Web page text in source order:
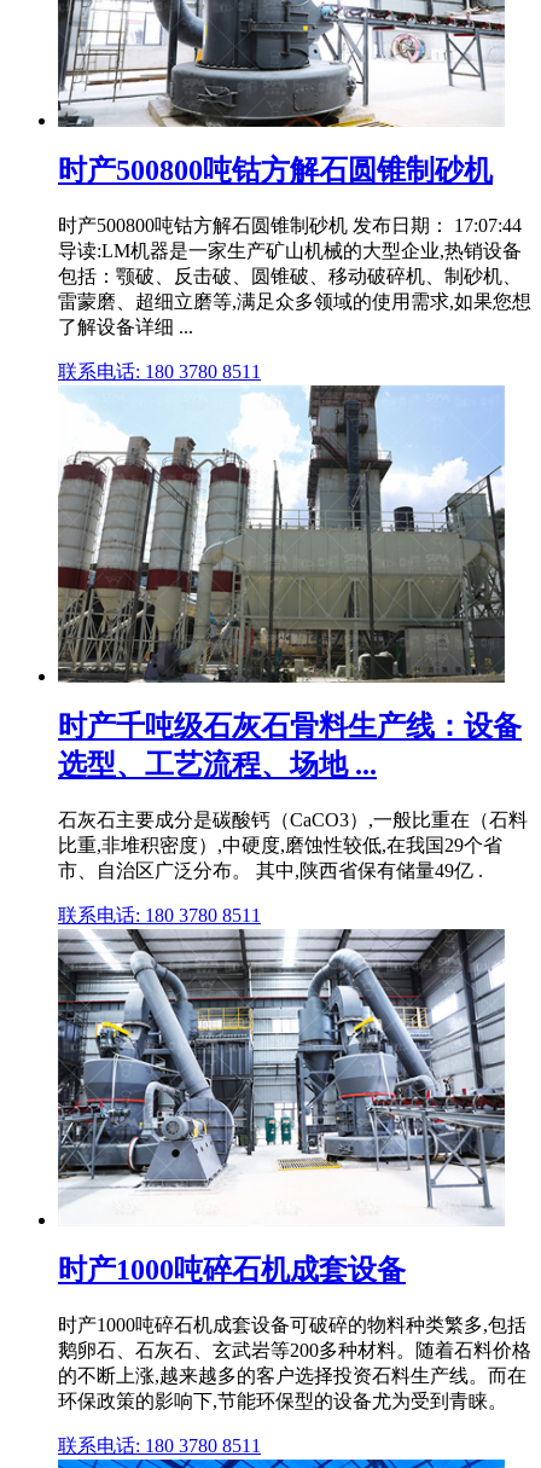
时产500800吨钴方解石圆锥制砂机
时产500800吨钴方解石圆锥制砂机 发布日期： 17:07:44
导读:LM机器是一家生产矿山机械的大型企业,热销设备
包括：颚破、反击破、圆锥破、移动破碎机、制砂机、
雷蒙磨、超细立磨等,满足众多领域的使用需求,如果您想
了解设备详细 ...
联系电话: 180 3780 8511
时产千吨级石灰石骨料生产线：设备
选型、工艺流程、场地 ...
石灰石主要成分是碳酸钙（CaCO3）,一般比重在（石料
比重,非堆积密度）,中硬度,磨蚀性较低,在我国29个省
市、自治区广泛分布。 其中,陕西省保有储量49亿 .
联系电话: 180 3780 8511
时产1000吨碎石机成套设备
时产1000吨碎石机成套设备可破碎的物料种类繁多,包括
鹅卵石、石灰石、玄武岩等200多种材料。随着石料价格
的不断上涨,越来越多的客户选择投资石料生产线。而在
环保政策的影响下,节能环保型的设备尤为受到青睐。
联系电话: 180 3780 8511